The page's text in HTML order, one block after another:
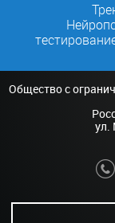
Общество с
ул.